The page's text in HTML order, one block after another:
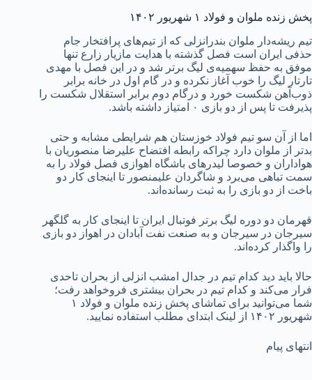
پخش زنده ملوان و فولاد ۱ شهریور ۱۴۰۲
تیم ریشه‌دار ملوان بندرانزلی که از تیم‌های پرافتخار جام
حذفی ایران است فصل گذشته با هدایت مازیار زارع تنها
موفق به حفظ سهمیه‌ی لیگ برتر شد و در این فصل با مهدی
تارتار لیگ را خوب آغاز نکرده و در گام اول در خانه برابر
ذوب‌آهن شکست خورد و درگام دوم برابر استقلال شکست را
پذیرفت تا پس از دو بازی ۰ امتیاز داشته باشد.
اما از آن سو تیم فولاد خوزستان هم شرایطی مشابه و حتی
بدتر از ملوان دارد چراکه رابطه افتضاح علیرضا منصوریان با
هواداران و خصوصا لیدرهای باشگاه اهوازی فصل فولاد را به
سمت تباهی می‌برد و شاگردان علیمنصور تا اینجای کار دو
باخت از دو بازی را به ثبت رسانده‌اند.
قهرمان دو دوره لیگ برتر فوتبال ایران تا اینجای کار به گلگهر
سیرجان در سیرجان و به صنعت نفت آبادان در اهواز دو بازی
را واگذار کرده‌اند.
حالا باید دید کدام تیم در جدال امشب انزلی از بحران تاحدی
فرار می‌کند و کدام تیم در بحران بیشتری فروخواهد رفت؛
شما می‌توانید برای تماشای پخش زنده ملوان و فولاد ۱
شهریور ۱۴۰۲ از لینک ابتدای مطلب استفاده نمایید.
انتهای پیام